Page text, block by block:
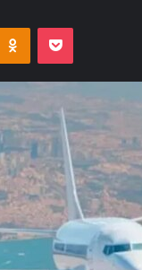
Odnoklassniki
Pocket